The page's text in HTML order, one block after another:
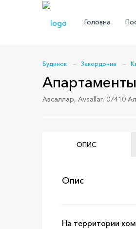
Головна
Будинок Закордонна
Авсаллар, Avsallar, 07410
ОПИС
Опис
На территории